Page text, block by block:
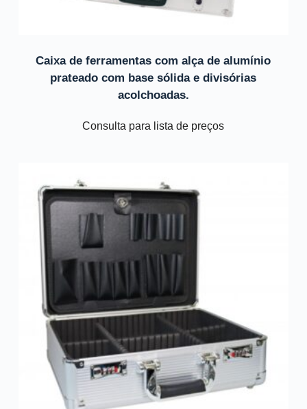
Caixa de ferramentas com alça de alumínio
prateado com base sólida e divisórias
acolchoadas.
Consulta para lista de preços